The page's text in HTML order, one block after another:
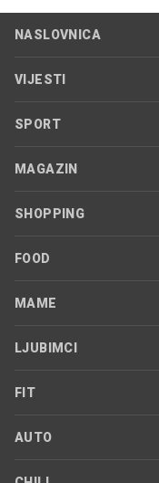
NASLOVNICA
VIJESTI
SPORT
MAGAZIN
SHOPPING
FOOD
MAME
LJUBIMCI
FIT
AUTO